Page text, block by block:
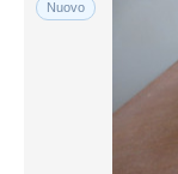
Spedizione
Metodi di
Nuovo